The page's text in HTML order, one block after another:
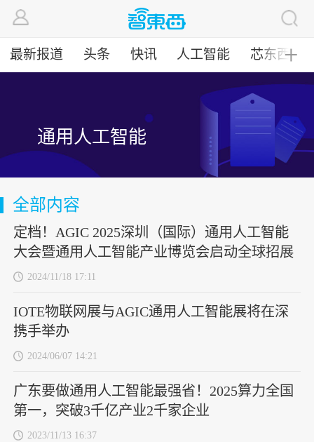
最新报道 头条 快讯 人工智能 芯东西╋
通用人工智能
全部内容
定档！AGIC 2025深圳（国际）通用人工智能
大会暨通用人工智能产业博览会启动全球招展
2024/11/18 17:11
IOTE物联网展与AGIC通用人工智能展将在深
携手举办
2024/06/07 14:21
广东要做通用人工智能最强省！2025算力全国
第一，突破3千亿产业2千家企业
2023/11/13 16:37